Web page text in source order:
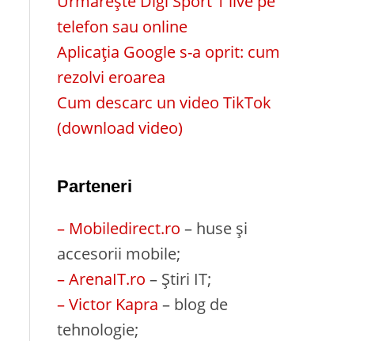
telefon sau online
Aplicația Google s-a oprit: cum
rezolvi eroarea
Cum descarc un video TikTok
(download video)
Parteneri
– Mobiledirect.ro – huse și
accesorii mobile;
– ArenaIT.ro – Știri IT;
– Victor Kapra – blog de
tehnologie;